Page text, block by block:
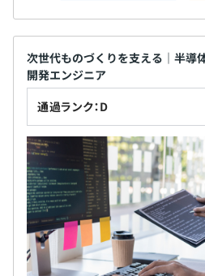
次世代ものづくりを支える｜半導
開発エンジニア
通過ランク：D